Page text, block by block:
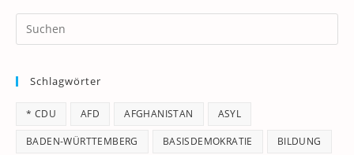
Schlagwörter
* CDU AFD AFGHANISTAN ASYL
BADEN-WÜRTTEMBERG BASISDEMOKRATIE BILDUNG